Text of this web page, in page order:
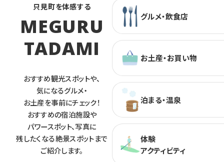
只見町を体感する
MEGURU
TADAMI
おすすめ観光スポットや、
気になるグルメ・
お土産を事前にチェック！
おすすめの宿泊施設や
パワースポット、写真に
残したくなる絶景スポットまで
ご紹介します。
グルメ・飲食店
お土産・お買い物
泊まる・温泉
体験
アクティビティ